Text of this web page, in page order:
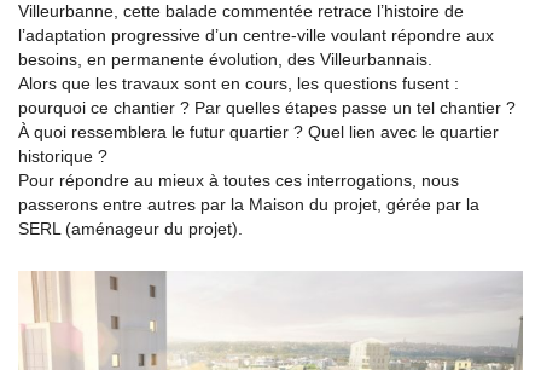
Villeurbanne, cette balade commentée retrace l’histoire de
l’adaptation progressive d’un centre-ville voulant répondre aux
besoins, en permanente évolution, des Villeurbannais.
Alors que les travaux sont en cours, les questions fusent :
pourquoi ce chantier ? Par quelles étapes passe un tel chantier ?
À quoi ressemblera le futur quartier ? Quel lien avec le quartier
historique ?
Pour répondre au mieux à toutes ces interrogations, nous
passerons entre autres par la Maison du projet, gérée par la
SERL (aménageur du projet).